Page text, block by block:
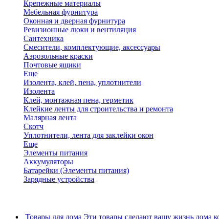
Крепежные материалы
Мебельная фурнитура
Оконная и дверная фурнитура
Ревизионные люки и вентиляция
Сантехника
Смесители, комплектующие, аксессуары
Аэрозольные краски
Почтовые ящики
Еще
Изолента, клей, пена, уплотнители
Изолента
Клей, монтажная пена, герметик
Клейкие ленты для строительства и ремонта
Малярная лента
Скотч
Уплотнители, лента для заклейки окон
Еще
Элементы питания
Аккумуляторы
Батарейки (Элементы питания)
Зарядные устройства
Товары для дома Эти товары сделают вашу жизнь дома